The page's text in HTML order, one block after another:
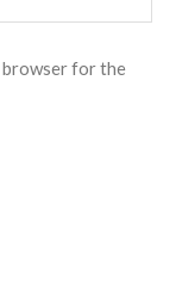
browser for the